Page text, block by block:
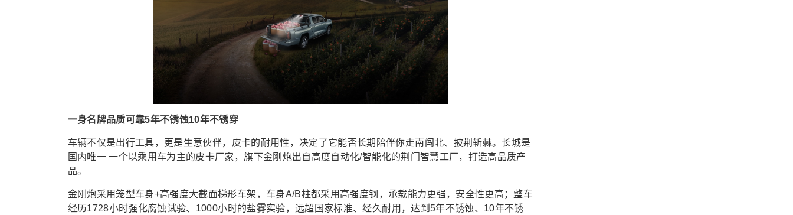
一身名牌品质可靠5年不锈蚀10年不锈穿
车辆不仅是出行工具，更是生意伙伴， 皮卡的耐用性，决定了它能否长期陪伴你走南闯北、披荆斩棘。 长城是
国内唯一 一个以乘用车为主的皮卡厂家，旗下金刚炮出自 高度自动化/智能化的荆门智慧工厂，打造高品质产
品。
金刚炮采用笼型车身+高强度大截面梯形车架， 车身A/B柱都采用高强度钢， 承载能力更强，安全性更高；整车
经历1728小时强化腐蚀试验、1000小时的盐雾实验，远超国家标准、经久耐用，达到5年不锈蚀、10年不锈